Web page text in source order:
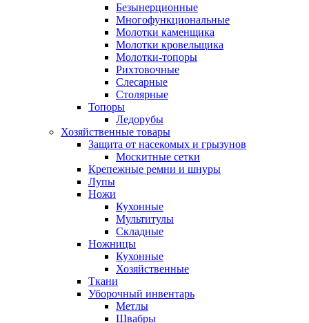
Безынерционные
Многофункциональные
Молотки каменщика
Молотки кровельщика
Молотки-топоры
Рихтовочные
Слесарные
Столярные
Топоры
Ледорубы
Хозяйственные товары
Защита от насекомых и грызунов
Москитные сетки
Крепежные ремни и шнуры
Лупы
Ножи
Кухонные
Мультитулы
Складные
Ножницы
Кухонные
Хозяйственные
Ткани
Уборочный инвентарь
Метлы
Швабры